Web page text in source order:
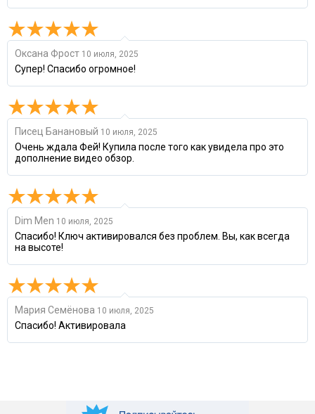
Оксана Фрост 10 июля, 2025
Супер! Спасибо огромное!
Писец Банановый 10 июля, 2025
Очень ждала Фей! Купила после того как увидела про это
дополнение видео обзор.
Dim Men 10 июля, 2025
Спасибо! Ключ активировался без проблем. Вы, как всегда
на высоте!
Мария Семёнова 10 июля, 2025
Спасибо! Активировала